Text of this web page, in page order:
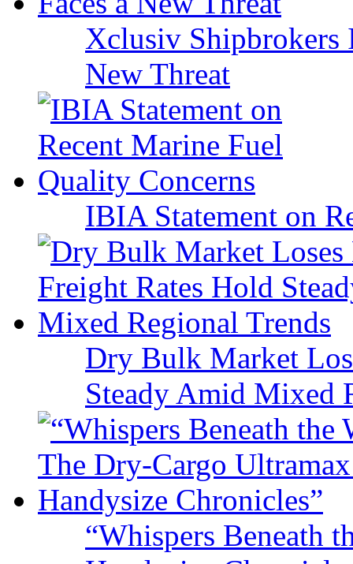
Xclusiv Shipbrokers
New Threat
IBIA Statement on
Dry Bulk Market
Steady Amid Mixed
“Whispers Beneath